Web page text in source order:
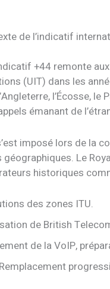
de l’indicatif
+44 remonte
(UIT) dans les
l’Écosse,
émanant de
imposé lors de la
Le
historiques
des zones ITU.
de British
de la VoIP,
Remplacement